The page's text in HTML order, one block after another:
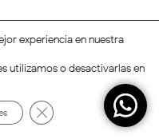
experiencia en nuestra
utilizamos o desactivarlas en
Cerrar el banner de